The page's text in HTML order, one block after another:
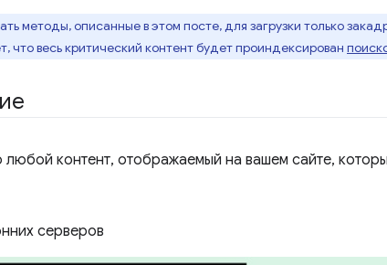
методы, описанные в этом посте, для загрузки только
весь критический контент будет проиндексирован
контент, отображаемый на вашем сайте,
серверов